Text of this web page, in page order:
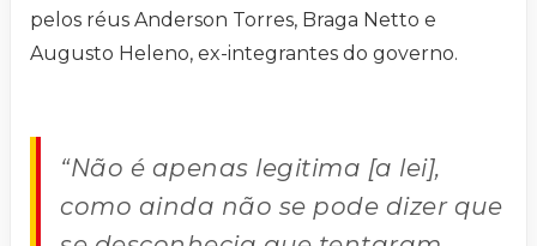
pelos réus Anderson Torres, Braga Netto e
Augusto Heleno, ex-integrantes do governo.
“Não é apenas legitima [a lei],
como ainda não se pode dizer que